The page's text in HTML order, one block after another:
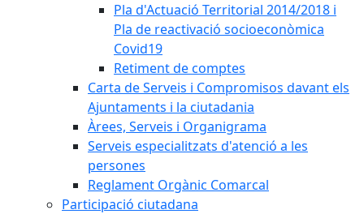
Pla d'Actuació Territorial 2014/2018 i
Pla de reactivació socioeconòmica
Covid19
Retiment de comptes
Carta de Serveis i Compromisos davant els
Ajuntaments i la ciutadania
Àrees, Serveis i Organigrama
Serveis especialitzats d'atenció a les
persones
Reglament Orgànic Comarcal
Participació ciutadana